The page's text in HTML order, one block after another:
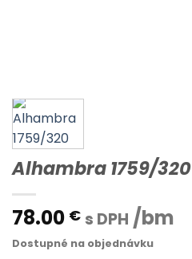
Alhambra 1759/320
78.00 € s DPH /bm
Dostupné na objednávku